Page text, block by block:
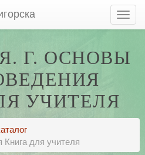
Г. ОСНОВЫ
УЧИТЕЛЯ
для учителя